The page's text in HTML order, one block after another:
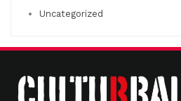
Uncategorized